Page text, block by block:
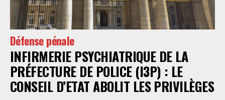
Défense pénale
INFIRMERIE PSYCHIATRIQUE DE LA
PRÉFECTURE DE POLICE (I3P) : LE
CONSEIL D’ETAT ABOLIT LES PRIVILÈGES